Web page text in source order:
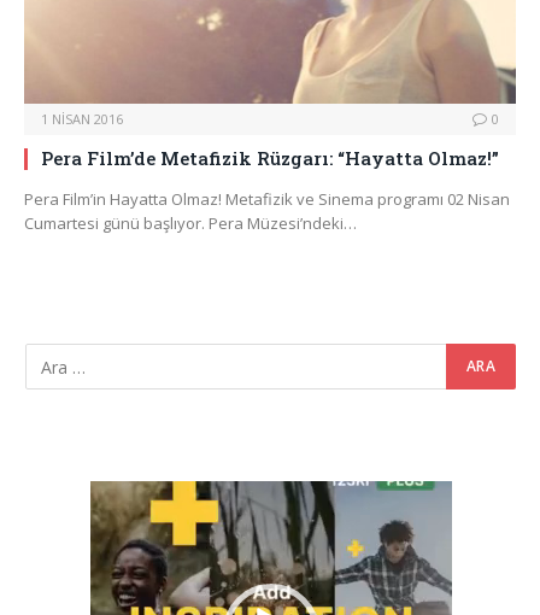
1 NISAN 2016 0
Pera Film’de Metafizik Rüzgarı: “Hayatta Olmaz!”
Pera Film’in Hayatta Olmaz! Metafizik ve Sinema programı 02 Nisan
Cumartesi günü başlıyor. Pera Müzesi’ndeki…
Video
oynatıcı